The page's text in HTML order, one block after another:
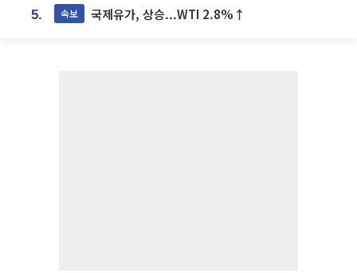
5. 속보 국제유가, 상승...WTI 2.8%↑